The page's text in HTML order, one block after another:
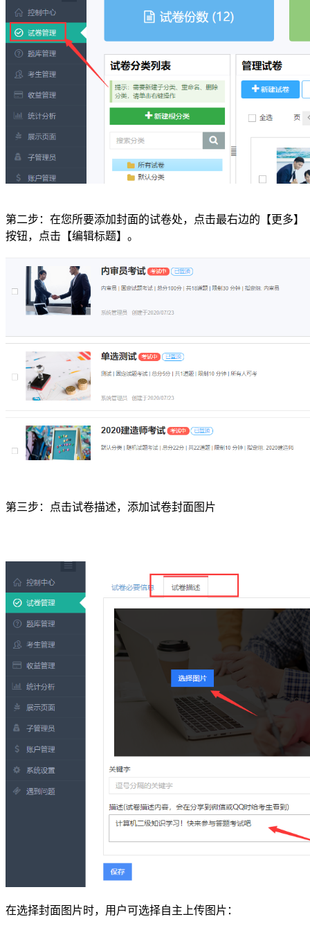
第二步：在您所要添加封面的试卷处，点击最右边的【更多】
按钮，点击【编辑标题】。
第三步：点击试卷描述，添加试卷封面图片
在选择封面图片时，用户可选择自主上传图片：